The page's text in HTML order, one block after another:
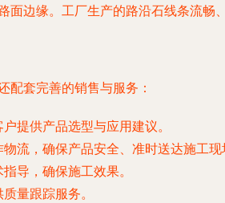
面边缘。工厂生产的路沿石线条流畅
配套完善的销售与服务：
提供产品选型与应用建议。
流，确保产品安全、准时送达施工现
导，确保施工效果。
量跟踪服务。